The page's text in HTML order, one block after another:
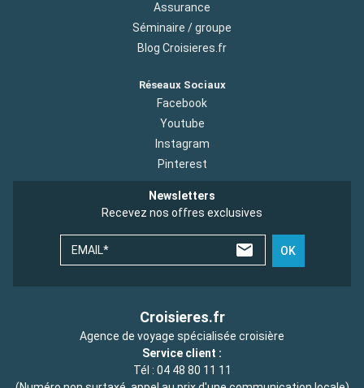
Assurance
Séminaire / groupe
Blog Croisieres.fr
Réseaux Sociaux
Facebook
Youtube
Instagram
Pinterest
Newsletters
Recevez nos offres exclusives
EMAIL* OK
Croisieres.fr
Agence de voyage spécialisée croisière
Service client :
Tél : 04 48 80 11 11